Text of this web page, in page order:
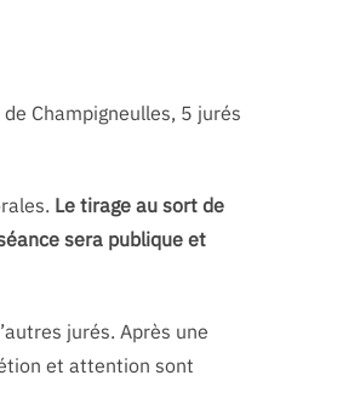
Champigneulles, 5 jurés
Le tirage au sort de
sera publique et
jurés. Après une
et attention sont